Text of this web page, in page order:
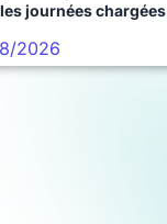
journées chargées
2026